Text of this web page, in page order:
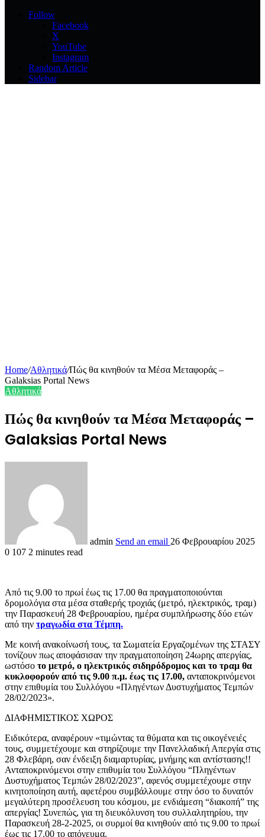
Follow
Facebook
X
YouTube
Instagram
Random Article
Sidebar
Home/Αθλητικά/Πώς θα κινηθούν τα Μέσα Μεταφοράς –
Galaksias Portal News
Αθλητικά
Πώς θα κινηθούν τα Μέσα Μεταφοράς –
Galaksias Portal News
admin Send an email 26 Φεβρουαρίου 2025
0 107 2 minutes read
Από τις 9.00 το πρωί έως τις 17.00 θα πραγματοποιούνται
δρομολόγια στα μέσα σταθερής τροχιάς (μετρό, ηλεκτρικός, τραμ)
την Παρασκευή 28 Φεβρουαρίου, ημέρα συμπλήρωσης δύο ετών
από την τραγωδία στα Τέμπη.
Με κοινή ανακοίνωσή τους, τα Σωματεία Εργαζομένων της ΣΤΑΣΥ
τονίζουν πως αποφάσισαν την πραγματοποίηση 24ωρης απεργίας,
ωστόσο το μετρό, ο ηλεκτρικός σιδηρόδρομος και το τραμ θα
κυκλοφορούν από τις 9.00 π.μ. έως τις 17.00, ανταποκρινόμενοι
στην επιθυμία του Συλλόγου «Πληγέντων Δυστυχήματος Τεμπών
28/02/2023».
ΔΙΑΦΗΜΙΣΤΙΚΟΣ ΧΩΡΟΣ
Ειδικότερα, αναφέρουν «τιμώντας τα θύματα και τις οικογένειές
τους, συμμετέχουμε και στηρίζουμε την Πανελλαδική Απεργία στις
28 Φλεβάρη, σαν ένδειξη διαμαρτυρίας, μνήμης και αντίστασης!!
Ανταποκρινόμενοι στην επιθυμία του Συλλόγου “Πληγέντων
Δυστυχήματος Τεμπών 28/02/2023”, αφενός συμμετέχουμε στην
κινητοποίηση αυτή, αφετέρου συμβάλλουμε στην όσο το δυνατόν
μεγαλύτερη προσέλευση του κόσμου, με ενδιάμεση “διακοπή” της
απεργίας! Συνεπώς, για τη διευκόλυνση του συλλαλητηρίου, την
Παρασκευή 28-2-2025, οι συρμοί θα κινηθούν από τις 9.00 το πρωί
έως τις 17.00 το απόγευμα.